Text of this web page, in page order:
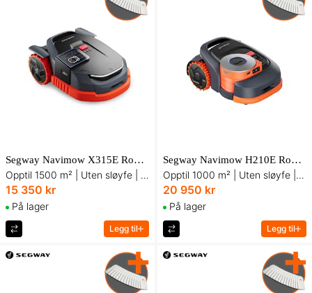
Segway Navimow X315E Robotgressklipper
Opptil 1500 m² | Uten sløyfe | Med AI Assist Mapping
15 350 kr
På lager
Legg til
Segway Navimow H210E Robotgressklipper
Opptil 1000 m² | Uten sløyfe | LiDAR + RTK + Kamera
20 950 kr
På lager
Legg til